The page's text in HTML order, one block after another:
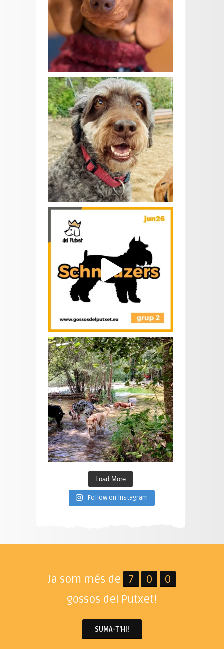
Load More
Follow on Instagram
Ja som més de 7 0
0
gossos del Putxet!
SUMA-T'HI!